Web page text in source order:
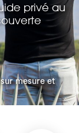
privé au
mesure et